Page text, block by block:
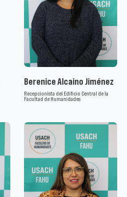
Berenice Alcaino Jiménez
Recepcionista del Edificio Central de la
Facultad de Humanidades